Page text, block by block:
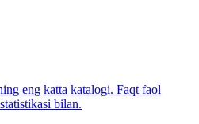
eng katta katalogi. Faqt faol
bilan.